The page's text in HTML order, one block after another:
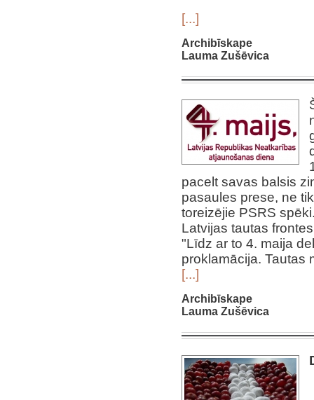
[...]
Archibīskape
Lauma Zušēvica
pacelt savas balsis
pasaules prese, ne
toreizējie PSRS
Latvijas tautas
"Līdz ar to 4. maija
proklamācija. Tautas
[...]
Archibīskape
Lauma Zušēvica